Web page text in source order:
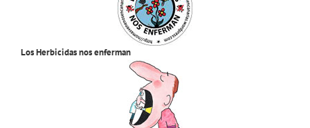
Los Herbicidas nos enferman